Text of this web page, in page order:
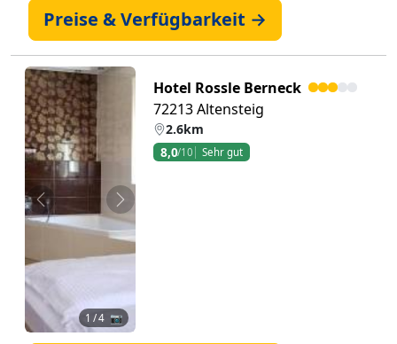
Preise & Verfügbarkeit →
Zurück Weiter
1 / 4 📷
Hotel Rossle Berneck
72213 Altensteig
2.6km
8,0/10 Sehr gut